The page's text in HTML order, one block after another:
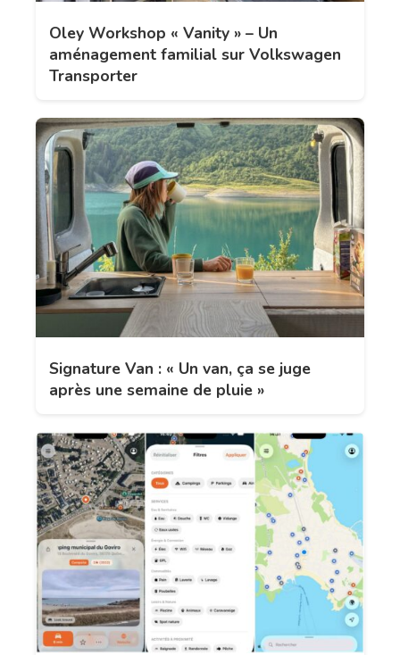
Oley Workshop « Vanity » – Un
aménagement familial sur Volkswagen
Transporter
Signature Van : « Un van, ça se juge
après une semaine de pluie »